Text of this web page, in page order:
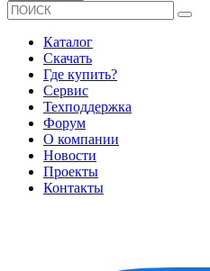
Каталог
Скачать
Где купить?
Сервис
Техподдержка
Форум
О компании
Новости
Проекты
Контакты